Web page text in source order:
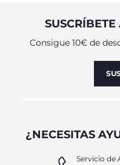
Consigue 10€ de
¿NECESITAS
Servicio de